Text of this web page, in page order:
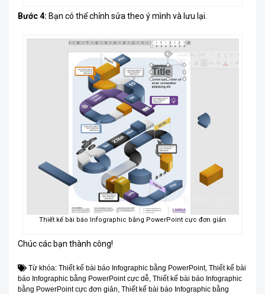
Bước 4: Bạn có thể chỉnh sửa theo ý mình và lưu lại.
Thiết kế bài báo Infographic bằng PowerPoint cực đơn giản
Chúc các bạn thành công!
Từ khóa: Thiết kế bài báo Infographic bằng PowerPoint, Thiết kế bài
báo Infographic bằng PowerPoint cực dễ, Thiết kế bài báo Infographic
bằng PowerPoint cực đơn giản, Thiết kế bài báo Infographic bằng